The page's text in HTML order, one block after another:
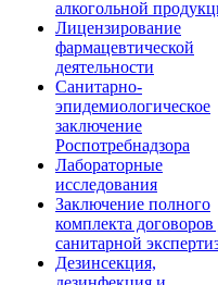
алкогольной
Лицензирование
фармацевтической
деятельности
Санитарно-
эпидемиологическое
заключение
Роспотребнадзора
Лабораторные
исследования
Заключение полного
комплекта договоров
санитарной
Дезинсекция,